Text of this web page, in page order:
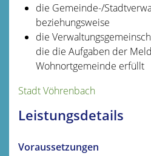
die Gemeinde-/
beziehungsweise
die
die die Aufgaben der
Wohnortgemeinde erfüllt
Stadt Vöhrenbach
Leistungsdetails
Voraussetzungen